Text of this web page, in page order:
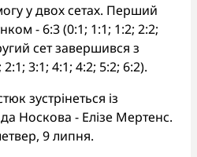
у двох сетах. Перший
- 6:3 (0:1; 1:1; 1:2; 2:2;
сет завершився з
3:1; 4:1; 4:2; 5:2; 6:2).
зустрінеться із
Носкова - Елізе Мертенс.
9 липня.